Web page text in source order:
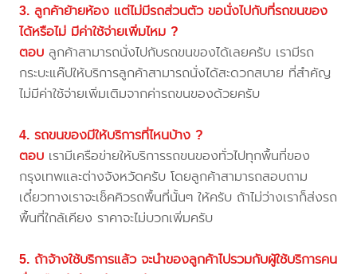
3. ลูกค้าย้ายห้อง แต่ไม่มีรถส่วนตัว ขอนั่งไปกับที่รถขนของ
ได้หรือไม่ มีค่าใช้จ่ายเพิ่มไหม ?
ตอบ ลูกค้าสามารถนั่งไปกับรถขนของได้เลยครับ เรามีรถ
กระบะแค๊ปให้บริการลูกค้าสามารถนั่งได้สะดวกสบาย ที่สำคัญ
ไม่มีค่าใช้จ่ายเพิ่มเติมจากค่ารถขนของด้วยครับ
4. รถขนของมีให้บริการที่ไหนบ้าง ?
ตอบ เรามีเครือข่ายให้บริการรถขนของทั่วไปทุกพื้นที่ของ
กรุงเทพและต่างจังหวัดครับ โดยลูกค้าสามารถสอบถาม
เดี๋ยวทางเราจะเช็คคิวรถพื้นที่นั้นๆ ให้ครับ ถ้าไม่ว่างเราก็ส่งรถ
พื้นที่ใกล้เคียง ราคาจะไม่บวกเพิ่มครับ
5. ถ้าจ้างใช้บริการแล้ว จะนำของลูกค้าไปรวมกับผู้ใช้บริการคน